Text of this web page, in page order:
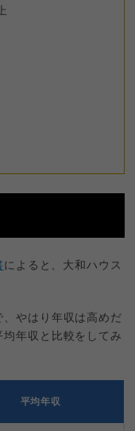
によると、大和ハウス
やはり年収は高めだ
年収と比較をしてみ
平均年収